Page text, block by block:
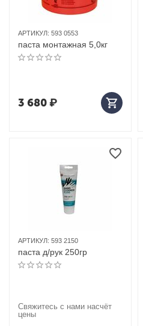
АРТИКУЛ: 593 0553
паста монтажная 5,0кг
3 680₽
АРТИКУЛ: 593 2150
паста д/рук 250гр
Свяжитесь с нами насчёт
цены